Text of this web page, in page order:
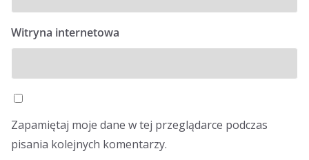
Witryna internetowa
Zapamiętaj moje dane w tej przeglądarce podczas
pisania kolejnych komentarzy.